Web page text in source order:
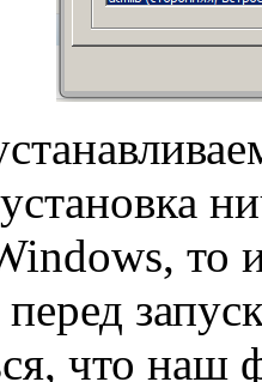
то
что наш